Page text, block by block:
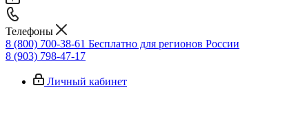
Телефоны
8 (800) 700-38-61 Бесплатно для регионов России
8 (903) 798-47-17
Личный кабинет